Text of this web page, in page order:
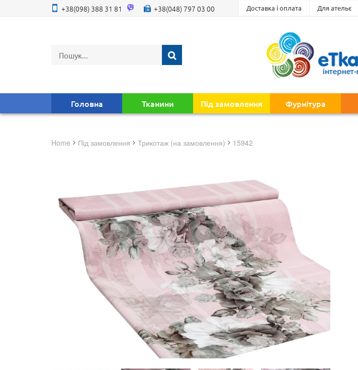
+38(098) 388 31 81 +38(048) 797 03 00 Доставка і оплата Для ательє
Головна Тканини Під замовлення Фурнітура
Home під замовлення трикотаж (на замовлення) 15942